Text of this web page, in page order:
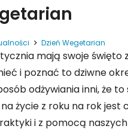
Dzień Wegetarian
mają swoje
i poznać to dziwne
odżywiania inni, że
życie z roku na rok
i z pomocą